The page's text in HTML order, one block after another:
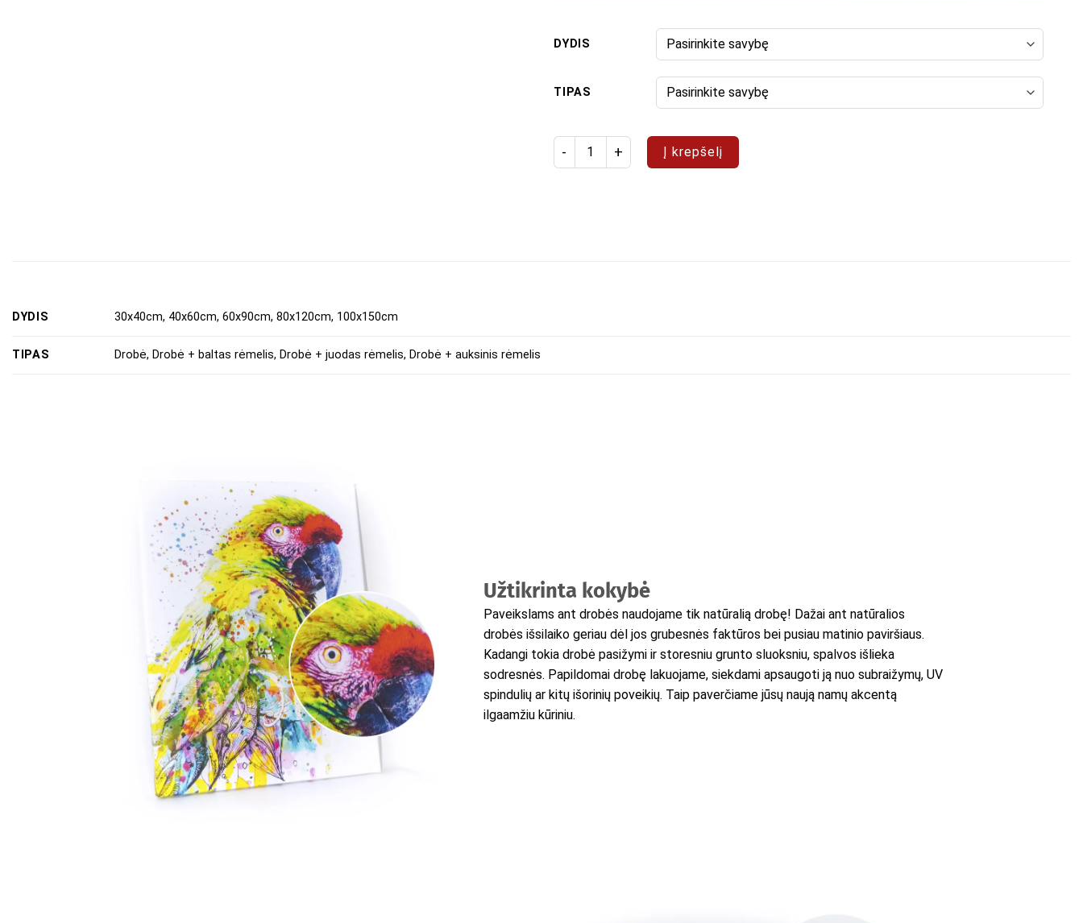
DYDIS
TIPAS
produkto kiekis: Paveikslų rinkinys "Ružava"
Į krepšelį
DYDIS 30x40cm, 40x60cm, 60x90cm, 80x120cm, 100x150cm
TIPAS Drobė, Drobė + baltas rėmelis, Drobė + juodas rėmelis, Drobė + auksinis rėmelis
Užtikrinta kokybė
Paveikslams ant drobės naudojame tik natūralią drobę! Dažai ant natūralios
drobės išsilaiko geriau dėl jos grubesnės faktūros bei pusiau matinio paviršiaus.
Kadangi tokia drobė pasižymi ir storesniu grunto sluoksniu, spalvos išlieka
sodresnės. Papildomai drobę lakuojame, siekdami apsaugoti ją nuo subraižymų, UV
spindulių ar kitų išorinių poveikių. Taip paverčiame jūsų naują namų akcentą
ilgaamžiu kūriniu.